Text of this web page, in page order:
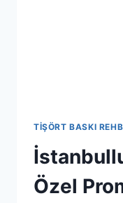
TIŞÖRT BASKI
Özel